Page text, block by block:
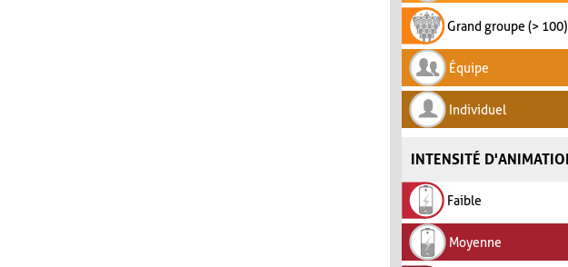
Grand groupe (> 100)
Équipe
Individuel
INTENSITÉ
Faible
Moyenne